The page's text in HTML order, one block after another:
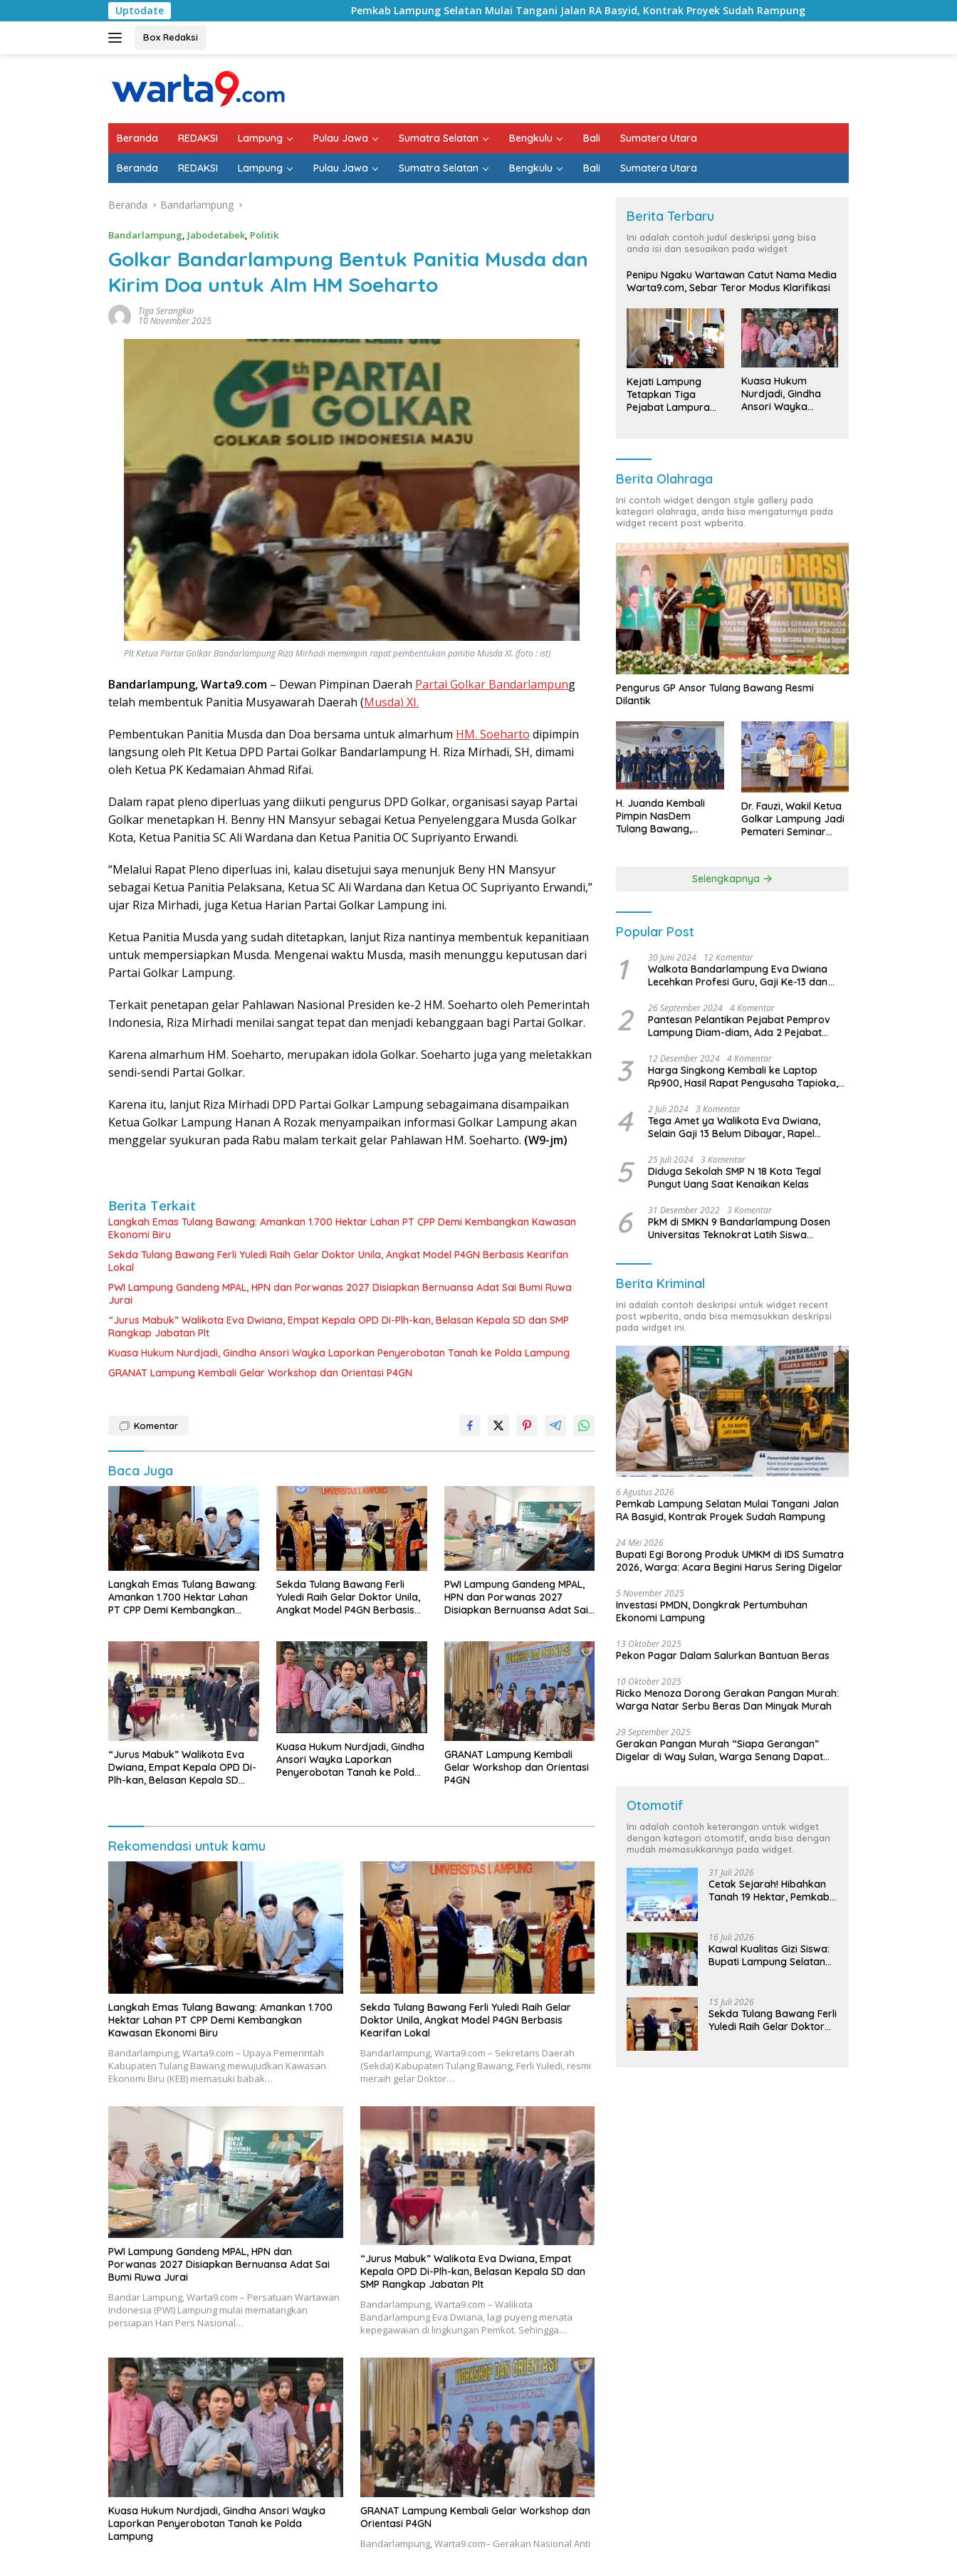
ke
Uptodate Pemkab Lampung Selatan Mulai Tangani Jalan RA Basyid, Kontrak Proyek Sudah Rampung Bulan Kemerdekaan, Bupati Lampung
Box Redaksi
Beranda REDAKSI Lampung Pulau Jawa Sumatra Selatan Bengkulu Bali Sumatera Utara
Beranda REDAKSI Lampung Pulau Jawa Sumatra Selatan Bengkulu Bali Sumatera Utara
Beranda Bandarlampung
Bandarlampung, Jabodetabek, Politik
Golkar Bandarlampung Bentuk Panitia Musda dan
Kirim Doa untuk Alm HM Soeharto
Tiga Serangkai
10 November 2025
Plt Ketua Partai Golkar Bandarlampung Riza Mirhadi memimpin rapat pembentukan panitia Musda XI. (foto : ist)
Bandarlampung, Warta9.com – Dewan Pimpinan Daerah Partai Golkar Bandarlampung
telah membentuk Panitia Musyawarah Daerah (Musda) XI.
Pembentukan Panitia Musda dan Doa bersama untuk almarhum HM. Soeharto dipimpin
langsung oleh Plt Ketua DPD Partai Golkar Bandarlampung H. Riza Mirhadi, SH, dimami
oleh Ketua PK Kedamaian Ahmad Rifai.
Dalam rapat pleno diperluas yang diikuti pengurus DPD Golkar, organisasi sayap Partai
Golkar menetapkan H. Benny HN Mansyur sebagai Ketua Penyelenggara Musda Golkar
Kota, Ketua Panitia SC Ali Wardana dan Ketua Panitia OC Supriyanto Erwandi.
“Melalui Rapat Pleno diperluas ini, kalau disetujui saya menunjuk Beny HN Mansyur
sebagai Ketua Panitia Pelaksana, Ketua SC Ali Wardana dan Ketua OC Supriyanto Erwandi,”
ujar Riza Mirhadi, juga Ketua Harian Partai Golkar Lampung ini.
Ketua Panitia Musda yang sudah ditetapkan, lanjut Riza nantinya membentuk kepanitiaan
untuk mempersiapkan Musda. Mengenai waktu Musda, masih menunggu keputusan dari
Partai Golkar Lampung.
Terkait penetapan gelar Pahlawan Nasional Presiden ke-2 HM. Soeharto oleh Pemerintah
Indonesia, Riza Mirhadi menilai sangat tepat dan menjadi kebanggaan bagi Partai Golkar.
Karena almarhum HM. Soeharto, merupakan idola Golkar. Soeharto juga yang meletakkan
sendi-sendi Partai Golkar.
Karena itu, lanjut Riza Mirhadi DPD Partai Golkar Lampung sebagaimana disampaikan
Ketua Golkar Lampung Hanan A Rozak menyampaikan informasi Golkar Lampung akan
menggelar syukuran pada Rabu malam terkait gelar Pahlawan HM. Soeharto. (W9-jm)
Berita Terkait
Langkah Emas Tulang Bawang: Amankan 1.700 Hektar Lahan PT CPP Demi Kembangkan Kawasan
Ekonomi Biru
Sekda Tulang Bawang Ferli Yuledi Raih Gelar Doktor Unila, Angkat Model P4GN Berbasis Kearifan
Lokal
PWI Lampung Gandeng MPAL, HPN dan Porwanas 2027 Disiapkan Bernuansa Adat Sai Bumi Ruwa
Jurai
“Jurus Mabuk” Walikota Eva Dwiana, Empat Kepala OPD Di-Plh-kan, Belasan Kepala SD dan SMP
Rangkap Jabatan Plt
Kuasa Hukum Nurdjadi, Gindha Ansori Wayka Laporkan Penyerobotan Tanah ke Polda Lampung
GRANAT Lampung Kembali Gelar Workshop dan Orientasi P4GN
Komentar
Baca Juga
Langkah Emas Tulang Bawang:
Amankan 1.700 Hektar Lahan
PT CPP Demi Kembangkan
Sekda Tulang Bawang Ferli
Yuledi Raih Gelar Doktor Unila,
Angkat Model P4GN Berbasis
PWI Lampung Gandeng MPAL,
HPN dan Porwanas 2027
Disiapkan Bernuansa Adat Sai
“Jurus Mabuk” Walikota Eva
Dwiana, Empat Kepala OPD Di-
Plh-kan, Belasan Kepala SD
Kuasa Hukum Nurdjadi, Gindha
Ansori Wayka Laporkan
Penyerobotan Tanah ke Polda
GRANAT Lampung Kembali
Gelar Workshop dan Orientasi
P4GN
Rekomendasi untuk kamu
Langkah Emas Tulang Bawang: Amankan 1.700
Hektar Lahan PT CPP Demi Kembangkan
Kawasan Ekonomi Biru
Bandarlampung, Warta9.com – Upaya Pemerintah
Kabupaten Tulang Bawang mewujudkan Kawasan
Ekonomi Biru (KEB) memasuki babak…
Sekda Tulang Bawang Ferli Yuledi Raih Gelar
Doktor Unila, Angkat Model P4GN Berbasis
Kearifan Lokal
Bandarlampung, Warta9.com – Sekretaris Daerah
(Sekda) Kabupaten Tulang Bawang, Ferli Yuledi, resmi
meraih gelar Doktor…
PWI Lampung Gandeng MPAL, HPN dan
Porwanas 2027 Disiapkan Bernuansa Adat Sai
Bumi Ruwa Jurai
Bandar Lampung, Warta9.com – Persatuan Wartawan
Indonesia (PWI) Lampung mulai mematangkan
persiapan Hari Pers Nasional…
“Jurus Mabuk” Walikota Eva Dwiana, Empat
Kepala OPD Di-Plh-kan, Belasan Kepala SD dan
SMP Rangkap Jabatan Plt
Bandarlampung, Warta9.com – Walikota
Bandarlampung Eva Dwiana, lagi puyeng menata
kepegawaian di lingkungan Pemkot. Sehingga…
Kuasa Hukum Nurdjadi, Gindha Ansori Wayka
Laporkan Penyerobotan Tanah ke Polda
Lampung
GRANAT Lampung Kembali Gelar Workshop dan
Orientasi P4GN
Bandarlampung, Warta9.com– Gerakan Nasional Anti
Berita Terbaru
Ini adalah contoh judul deskripsi yang bisa
anda isi dan sesuaikan pada widget
Penipu Ngaku Wartawan Catut Nama Media
Warta9.com, Sebar Teror Modus Klarifikasi
Kejati Lampung
Tetapkan Tiga
Pejabat Lampura
Kuasa Hukum
Nurdjadi, Gindha
Ansori Wayka
Berita Olahraga
Ini contoh widget dengan style gallery pada
kategori olahraga, anda bisa mengaturnya pada
widget recent post wpberita.
Pengurus GP Ansor Tulang Bawang Resmi
Dilantik
H. Juanda Kembali
Pimpin NasDem
Tulang Bawang,
Dr. Fauzi, Wakil Ketua
Golkar Lampung Jadi
Pemateri Seminar
Kebangsaan
Selengkapnya
Popular Post
1 30 Juni 2024 12 Komentar
Walkota Bandarlampung Eva Dwiana
Lecehkan Profesi Guru, Gaji Ke-13 dan
2 26 September 2024 4 Komentar
Pantesan Pelantikan Pejabat Pemprov
Lampung Diam-diam, Ada 2 Pejabat
3 12 Desember 2024 4 Komentar
Harga Singkong Kembali ke Laptop
Rp900, Hasil Rapat Pengusaha Tapioka,
Lampung
4 2 Juli 2024 3 Komentar
Tega Amet ya Walikota Eva Dwiana,
Selain Gaji 13 Belum Dibayar, Rapel
Dibayar
5 25 Juli 2024 3 Komentar
Diduga Sekolah SMP N 18 Kota Tegal
Pungut Uang Saat Kenaikan Kelas
6 31 Desember 2022 3 Komentar
PkM di SMKN 9 Bandarlampung Dosen
Universitas Teknokrat Latih Siswa
Berita Kriminal
Ini adalah contoh deskripsi untuk widget recent
post wpberita, anda bisa memasukkan deskripsi
pada widget ini.
6 Agustus 2026
Pemkab Lampung Selatan Mulai Tangani Jalan
RA Basyid, Kontrak Proyek Sudah Rampung
24 Mei 2026
Bupati Egi Borong Produk UMKM di IDS Sumatra
2026, Warga: Acara Begini Harus Sering Digelar
5 November 2025
Investasi PMDN, Dongkrak Pertumbuhan
Ekonomi Lampung
13 Oktober 2025
Pekon Pagar Dalam Salurkan Bantuan Beras
10 Oktober 2025
Ricko Menoza Dorong Gerakan Pangan Murah:
Warga Natar Serbu Beras Dan Minyak Murah
29 September 2025
Gerakan Pangan Murah “Siapa Gerangan”
Digelar di Way Sulan, Warga Senang Dapat
Otomotif
Ini adalah contoh keterangan untuk widget
dengan kategori otomotif, anda bisa dengan
mudah memasukkannya pada widget.
31 Juli 2026
Cetak Sejarah! Hibahkan
Tanah 19 Hektar, Pemkab
Terintegrasi Pertama di
Lampung
16 Juli 2026
Kawal Kualitas Gizi Siswa:
Bupati Lampung Selatan
Bergizi Gratis di Natar
15 Juli 2026
Sekda Tulang Bawang Ferli
Yuledi Raih Gelar Doktor